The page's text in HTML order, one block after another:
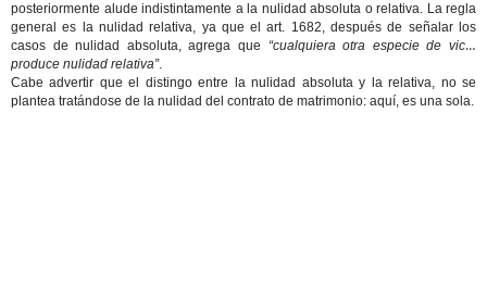
posteriormente alude indistintamente a la nulidad absoluta o relativa. La regla
general es la nulidad relativa, ya que el art. 1682, después de señalar los
casos de nulidad absoluta, agrega que “cualquiera otra especie de vicio
produce nulidad relativa”.
Cabe advertir que el distingo entre la nulidad absoluta y la relativa, no se
plantea tratándose de la nulidad del contrato de matrimonio: aquí, es una sola.